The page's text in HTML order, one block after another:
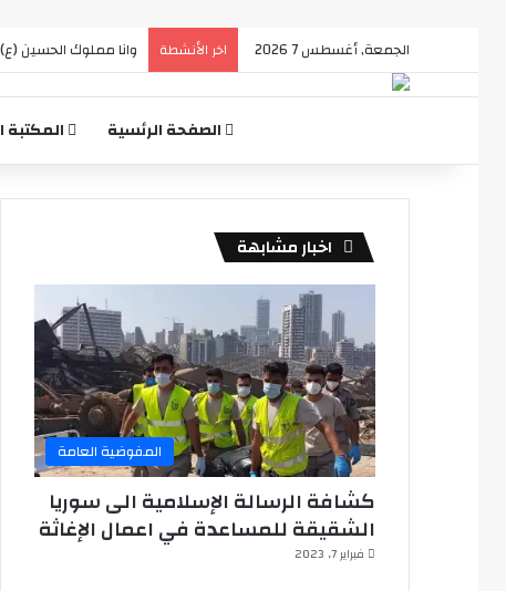
الجمعة, أغسطس 7 2026 اخر الأنشطة وانا مملوك الحسين (ع)
الصفحة الرئسية
اخبار مشابهة
المفوضية العامة
كشافة الرسالة الإسلامية الى سوريا
الشقيقة للمساعدة في اعمال الإغاثة
فبراير 7, 2023